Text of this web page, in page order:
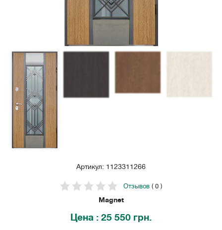
Артикул: 1123311266
Отзывов ( 0 )
Magnet
Цена : 25 550 грн.